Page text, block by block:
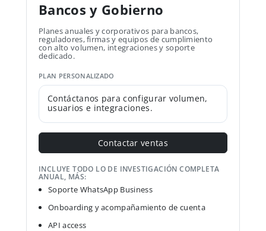
Bancos y Gobierno
Planes anuales y corporativos para bancos,
reguladores, firmas y equipos de cumplimiento
con alto volumen, integraciones y soporte
dedicado.
PLAN PERSONALIZADO
Contáctanos para configurar volumen,
usuarios e integraciones.
Contactar ventas
INCLUYE TODO LO DE INVESTIGACIÓN COMPLETA
ANUAL, MÁS:
Soporte WhatsApp Business
Onboarding y acompañamiento de cuenta
API access